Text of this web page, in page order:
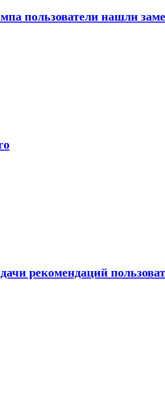
пользователи нашли
рекомендаций